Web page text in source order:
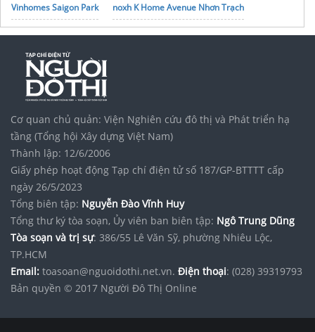
Vinhomes Saigon Park
noxh K Home Avenue Nhơn Trạch
Tập đoàn Bcons Group
Cơ quan chủ quản: Viện Nghiên cứu đô thị và Phát triển hạ
tầng (Tổng hội Xây dựng Việt Nam)
Thành lập: 12/6/2006
Giấy phép hoạt động Tạp chí điện tử số 187/GP-BTTTT cấp
ngày 26/5/2023
Tổng biên tập: Nguyễn Đào Vĩnh Huy
Tổng thư ký tòa soạn, Ủy viên ban biên tập: Ngô Trung Dũng
Tòa soạn và trị sự: 386/55 Lê Văn Sỹ, phường Nhiêu Lộc,
TP.HCM
Email: toasoan@nguoidothi.net.vn. Điện thoại: (028) 39319793
Bản quyền © 2017 Người Đô Thị Online